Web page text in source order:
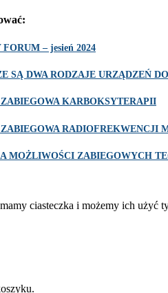
– jesień 2024
SĄ DWA RODZAJE URZĄDZEŃ
KARBOKSYTERAPII
ZABIEGOWA RADIOFREKWENCJI
MOŻLIWOŚCI ZABIEGOWYCH
ciasteczka i możemy ich użyć